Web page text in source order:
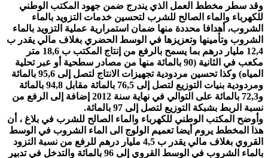
وقد سطر مخطط العمل الذي يندرج ضمن جهود المكتب الوطني
للكهرباء والماء الصالح للشرب لتحسين خدمات التزويد بالماء
الشروب، أهدافا محددة منها ضمان استمرارية عملية التزويد بالماء
الشروب وتأمينها وتعزيزها في الوسط الحضري بغلاف مالي يقدر ب
12,4 مليار درهم بما يسمح بالرفع من إنتاج المكتب ب 18,6 متر
مكعب في الثانية (90 بالمائة منها من مصادر سطحية أو عبر تحلية
المياه) وكذا تحسين مردودية تجهيزات الانتاج لتصل إلى 95,6 بالمائة
ومردودية بنيات التوزيع لتصل إلى 76,5 بالمائة مقابل 94,8 بالمائة
و72,3 بالمائة على التوالي في نهاية سنة 2012 إضافة إلى الرفع من
نسبة الربط بشبكة التوزيع لتصل إلى 97 بالمائة.
وأوضح المكتب الوطني للكهرباء والماء الصالح للشرب في بلاغ ، أن
هذا المخطط يروم أيضا تعميم الولوج الى الماء الشروب في الوسط
القروي بغلاف مالي يقدر ب 4,5 مليار درهم للرفع من نسبة التزود
بالماء الشروب في الوسط القروي إلى 96 بالمائة والتدخل في تدبير